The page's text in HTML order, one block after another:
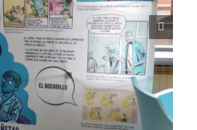
las ovejas también cuentan», un
poner de manifiesto la importancia
del pastor y su rebaño